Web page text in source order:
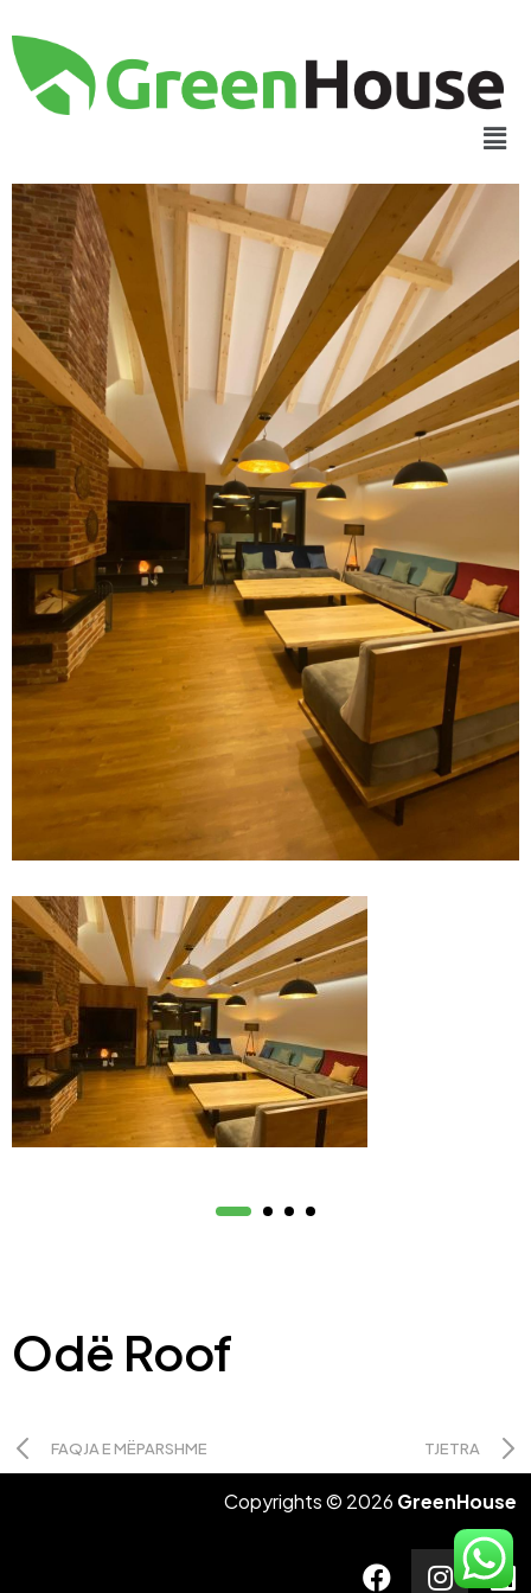
Odë Roof
FAQJA E MËPARSHME TJETRA
Copyrights © 2026 GreenHouse